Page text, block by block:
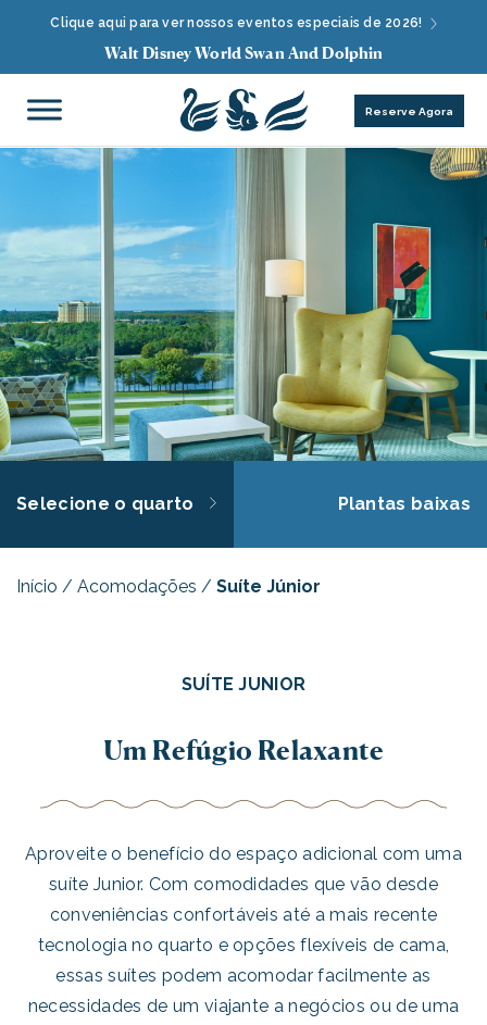
Clique aqui para ver nossos eventos especiais de 2026!
Walt Disney World Swan And Dolphin
Reserve Agora
Selecione o quarto Plantas baixas
Início / Acomodações / Suíte Júnior
SUÍTE JUNIOR
Um Refúgio Relaxante
Aproveite o benefício do espaço adicional com uma
suíte Junior. Com comodidades que vão desde
conveniências confortáveis até a mais recente
tecnologia no quarto e opções flexíveis de cama,
essas suítes podem acomodar facilmente as
necessidades de um viajante a negócios ou de uma